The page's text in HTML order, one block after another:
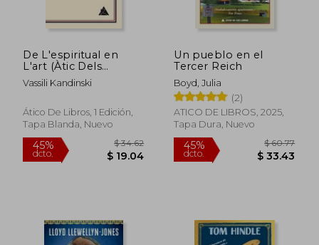
45%
dcto.
45%
dcto.
De L'espiritual en
L'art (Àtic Dels
Llibres)
Vassili Kandinski
Ático De Libros, 1 Edición,
Tapa Blanda, Nuevo
Un pueblo en el
Tercer Reich
Boyd, Julia
(2)
ATICO DE LIBROS, 2025,
Tapa Dura, Nuevo